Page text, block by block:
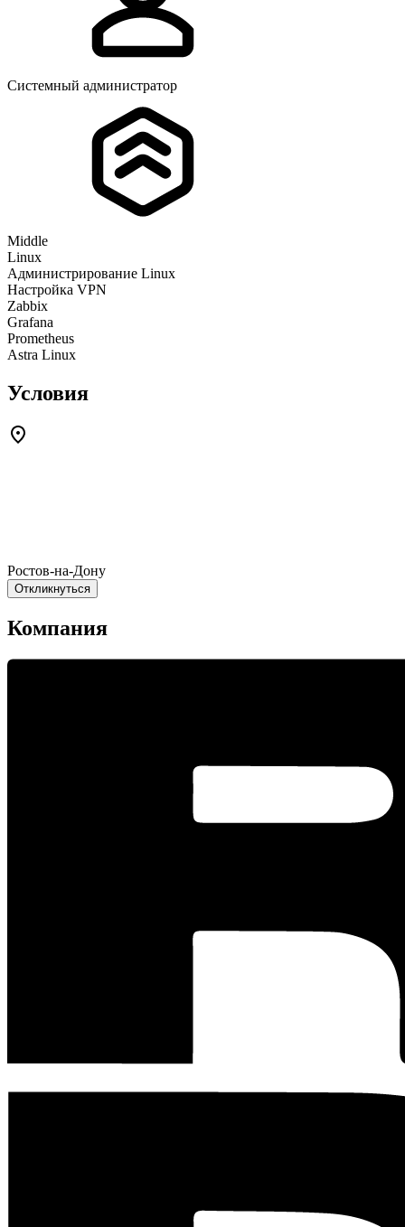
Системный администратор
Middle
Linux
Администрирование Linux
Настройка VPN
Zabbix
Grafana
Prometheus
Astra Linux
Условия
Ростов-на-Дону
Откликнуться
Компания